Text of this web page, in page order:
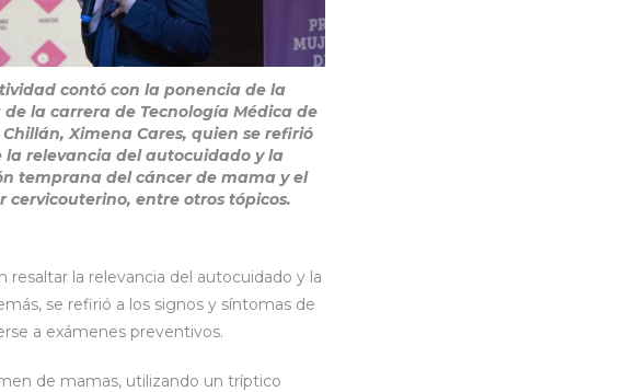
contó con la ponencia de la
la carrera de Tecnología Médica de
Chillán, Ximena Cares, quien se refirió
la relevancia del autocuidado y la
temprana del cáncer de mama y el
cervicouterino, entre otros tópicos.
la relevancia del autocuidado y la
se refirió a los signos y síntomas de
a exámenes preventivos.
de mamas, utilizando un tríptico